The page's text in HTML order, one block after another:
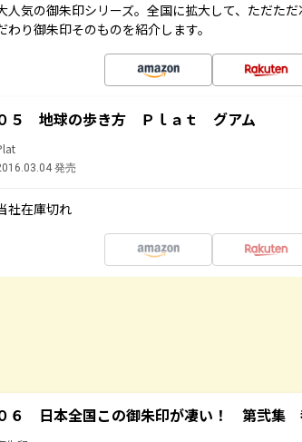
人気の御朱印シリーズ。全国に拡大して、ただた
わり御朱印そのものを紹介します。
５ 地球の歩き方 Ｐｌａｔ グアム
発売
社在庫切れ
６ 日本全国この御朱印が凄い！ 第弐集